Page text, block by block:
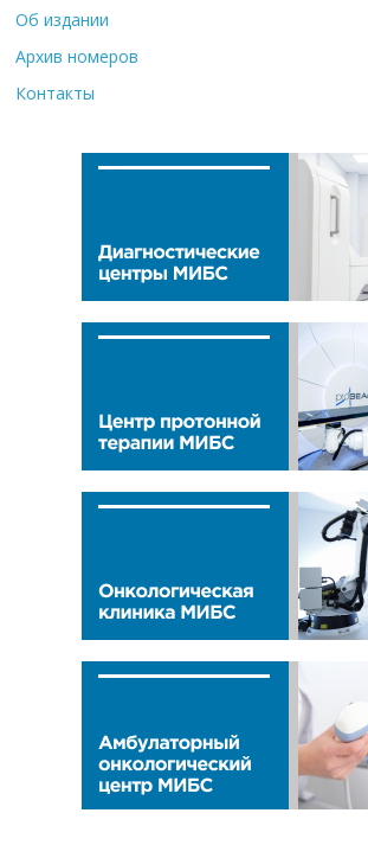
Об издании
Архив номеров
Контакты